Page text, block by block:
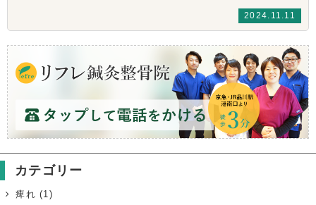
2024.11.11
カテゴリー
痺れ (1)